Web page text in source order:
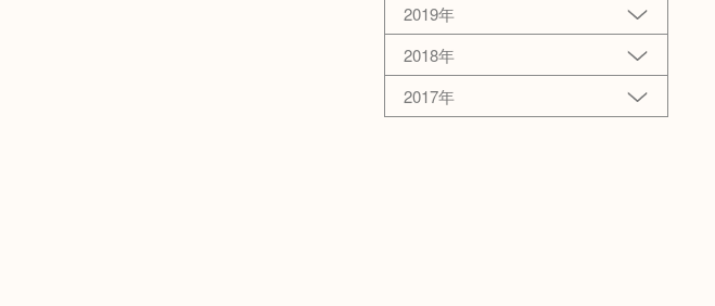
2019年
2018年
2017年